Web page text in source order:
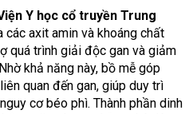
Y học cổ truyền Trung
các axit amin và khoáng chất
quá trình giải độc gan và giảm
khả năng này, bồ mễ góp
quan đến gan, giúp duy trì
cơ béo phì. Thành phần dinh